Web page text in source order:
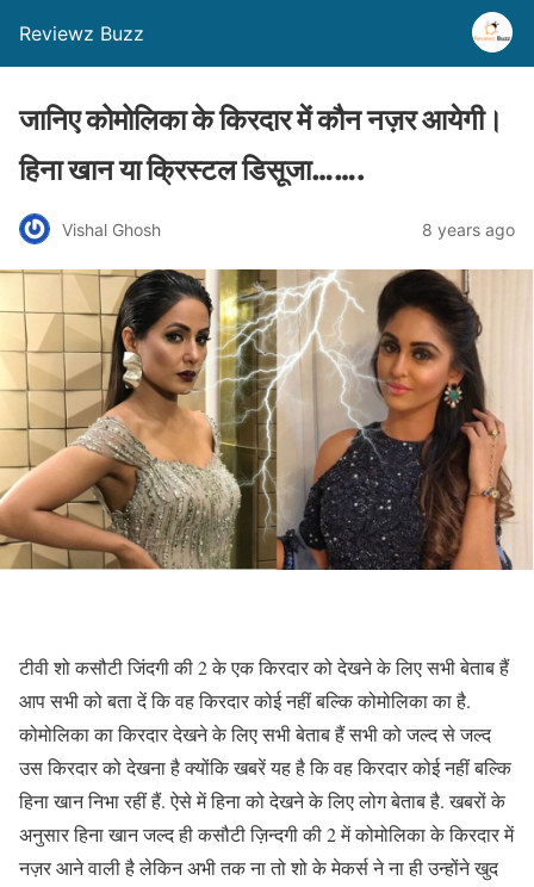
Reviewz Buzz
जानिए कोमोलिका के किरदार में कौन नज़र आयेगी।
हिना खान या क्रिस्टल डिसूजा…….
Vishal Ghosh 8 years ago
टीवी शो कसौटी जिंदगी की 2 के एक किरदार को देखने के लिए सभी बेताब हैं
आप सभी को बता दें कि वह किरदार कोई नहीं बल्कि कोमोलिका का है.
कोमोलिका का किरदार देखने के लिए सभी बेताब हैं सभी को जल्द से जल्द
उस किरदार को देखना है क्योंकि खबरें यह है कि वह किरदार कोई नहीं बल्कि
हिना खान निभा रहीं हैं. ऐसे में हिना को देखने के लिए लोग बेताब है. खबरों के
अनुसार हिना खान जल्द ही कसौटी ज़िन्दगी की 2 में कोमोलिका के किरदार में
नज़र आने वाली है लेकिन अभी तक ना तो शो के मेकर्स ने ना ही उन्होंने खुद